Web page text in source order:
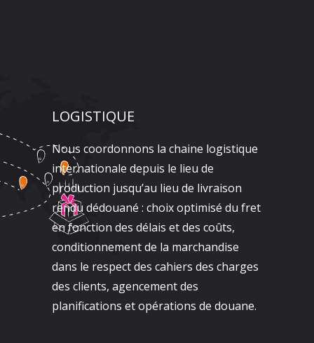
LOGISTIQUE
Nous coordonnons la chaine logistique
internationale depuis le lieu de
production jusqu’au lieu de livraison
rendu dédouané : choix optimisé du fret
en fonction des délais et des coûts,
conditionnement de la marchandise
dans le respect des cahiers des charges
des clients, agencement des
planifications et opérations de douane.